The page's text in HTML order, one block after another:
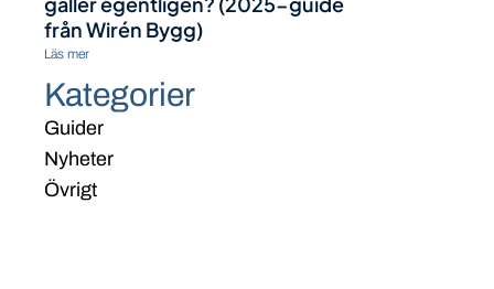
från Wirén Bygg)
Läs mer
Kategorier
Guider
Nyheter
Övrigt